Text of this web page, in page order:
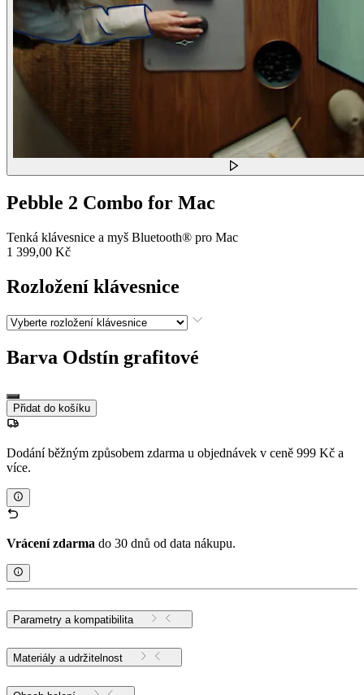
Pebble 2 Combo for Mac
Tenká klávesnice a myš Bluetooth® pro Mac
1 399,00 Kč
Rozložení klávesnice
Barva Odstín grafitové
Přidat do košíku
Dodání běžným způsobem zdarma u objednávek v ceně 999 Kč a
více.
Vrácení zdarma do 30 dnů od data nákupu.
Parametry a kompatibilita
Materiály a udržitelnost